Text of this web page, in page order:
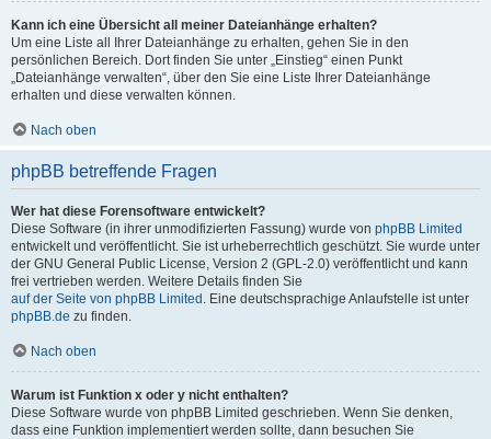
Kann ich eine Übersicht all meiner Dateianhänge erhalten?
Um eine Liste all Ihrer Dateianhänge zu erhalten, gehen Sie in den
persönlichen Bereich. Dort finden Sie unter „Einstieg“ einen Punkt
„Dateianhänge verwalten“, über den Sie eine Liste Ihrer Dateianhänge
erhalten und diese verwalten können.
Nach oben
phpBB betreffende Fragen
Wer hat diese Forensoftware entwickelt?
Diese Software (in ihrer unmodifizierten Fassung) wurde von phpBB Limited
entwickelt und veröffentlicht. Sie ist urheberrechtlich geschützt. Sie wurde unter
der GNU General Public License, Version 2 (GPL-2.0) veröffentlicht und kann
frei vertrieben werden. Weitere Details finden Sie
auf der Seite von phpBB Limited . Eine deutschsprachige Anlaufstelle ist unter
phpBB.de zu finden.
Nach oben
Warum ist Funktion x oder y nicht enthalten?
Diese Software wurde von phpBB Limited geschrieben. Wenn Sie denken,
dass eine Funktion implementiert werden sollte, dann besuchen Sie